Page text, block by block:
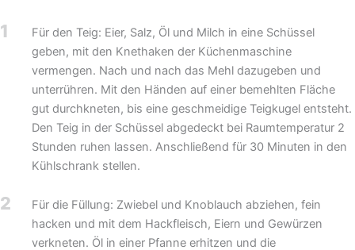
1
Für den Teig: Eier, Salz, Öl und Milch in eine Schüssel
geben, mit den Knethaken der Küchenmaschine
vermengen. Nach und nach das Mehl dazugeben und
unterrühren. Mit den Händen auf einer bemehlten Fläche
gut durchkneten, bis eine geschmeidige Teigkugel entsteht.
Den Teig in der Schüssel abgedeckt bei Raumtemperatur 2
Stunden ruhen lassen. Anschließend für 30 Minuten in den
Kühlschrank stellen.
2
Für die Füllung: Zwiebel und Knoblauch abziehen, fein
hacken und mit dem Hackfleisch, Eiern und Gewürzen
verkneten. Öl in einer Pfanne erhitzen und die